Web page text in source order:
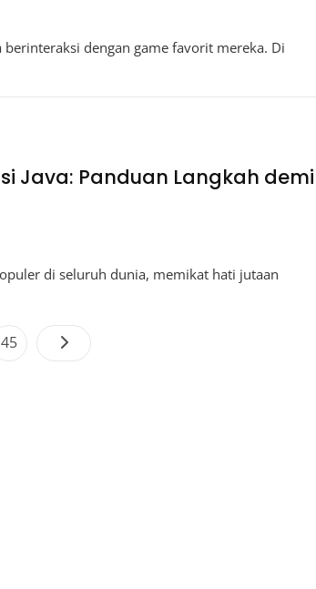
dengan game favorit mereka. Di
Java: Panduan Langkah demi
di seluruh dunia, memikat hati jutaan
Page
45